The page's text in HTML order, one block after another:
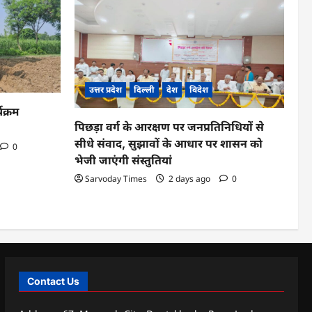
0
उत्तर प्रदेश दिल्ली देश विदेश
पिछड़ा वर्ग के आरक्षण पर जनप्रतिनिधियों से
सीधे संवाद, सुझावों के आधार पर शासन को
भेजी जाएंगी संस्तुतियां
Sarvoday Times 2 days ago 0
Contact Us